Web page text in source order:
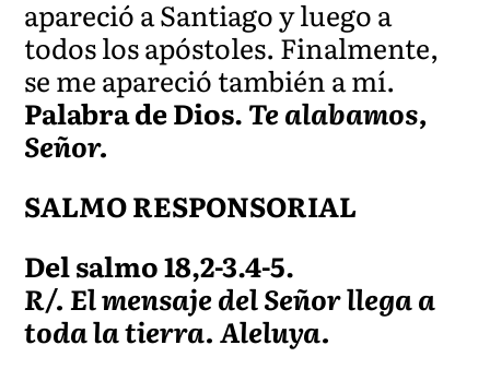
apareció a Santiago y luego a
todos los apóstoles. Finalmente,
se me apareció también a mí.
Palabra de Dios.Te alabamos,
Señor.
SALMO RESPONSORIAL
Del salmo 18,2-3.4-5.
R/. El mensaje del Señor llega a
toda la tierra. Aleluya.